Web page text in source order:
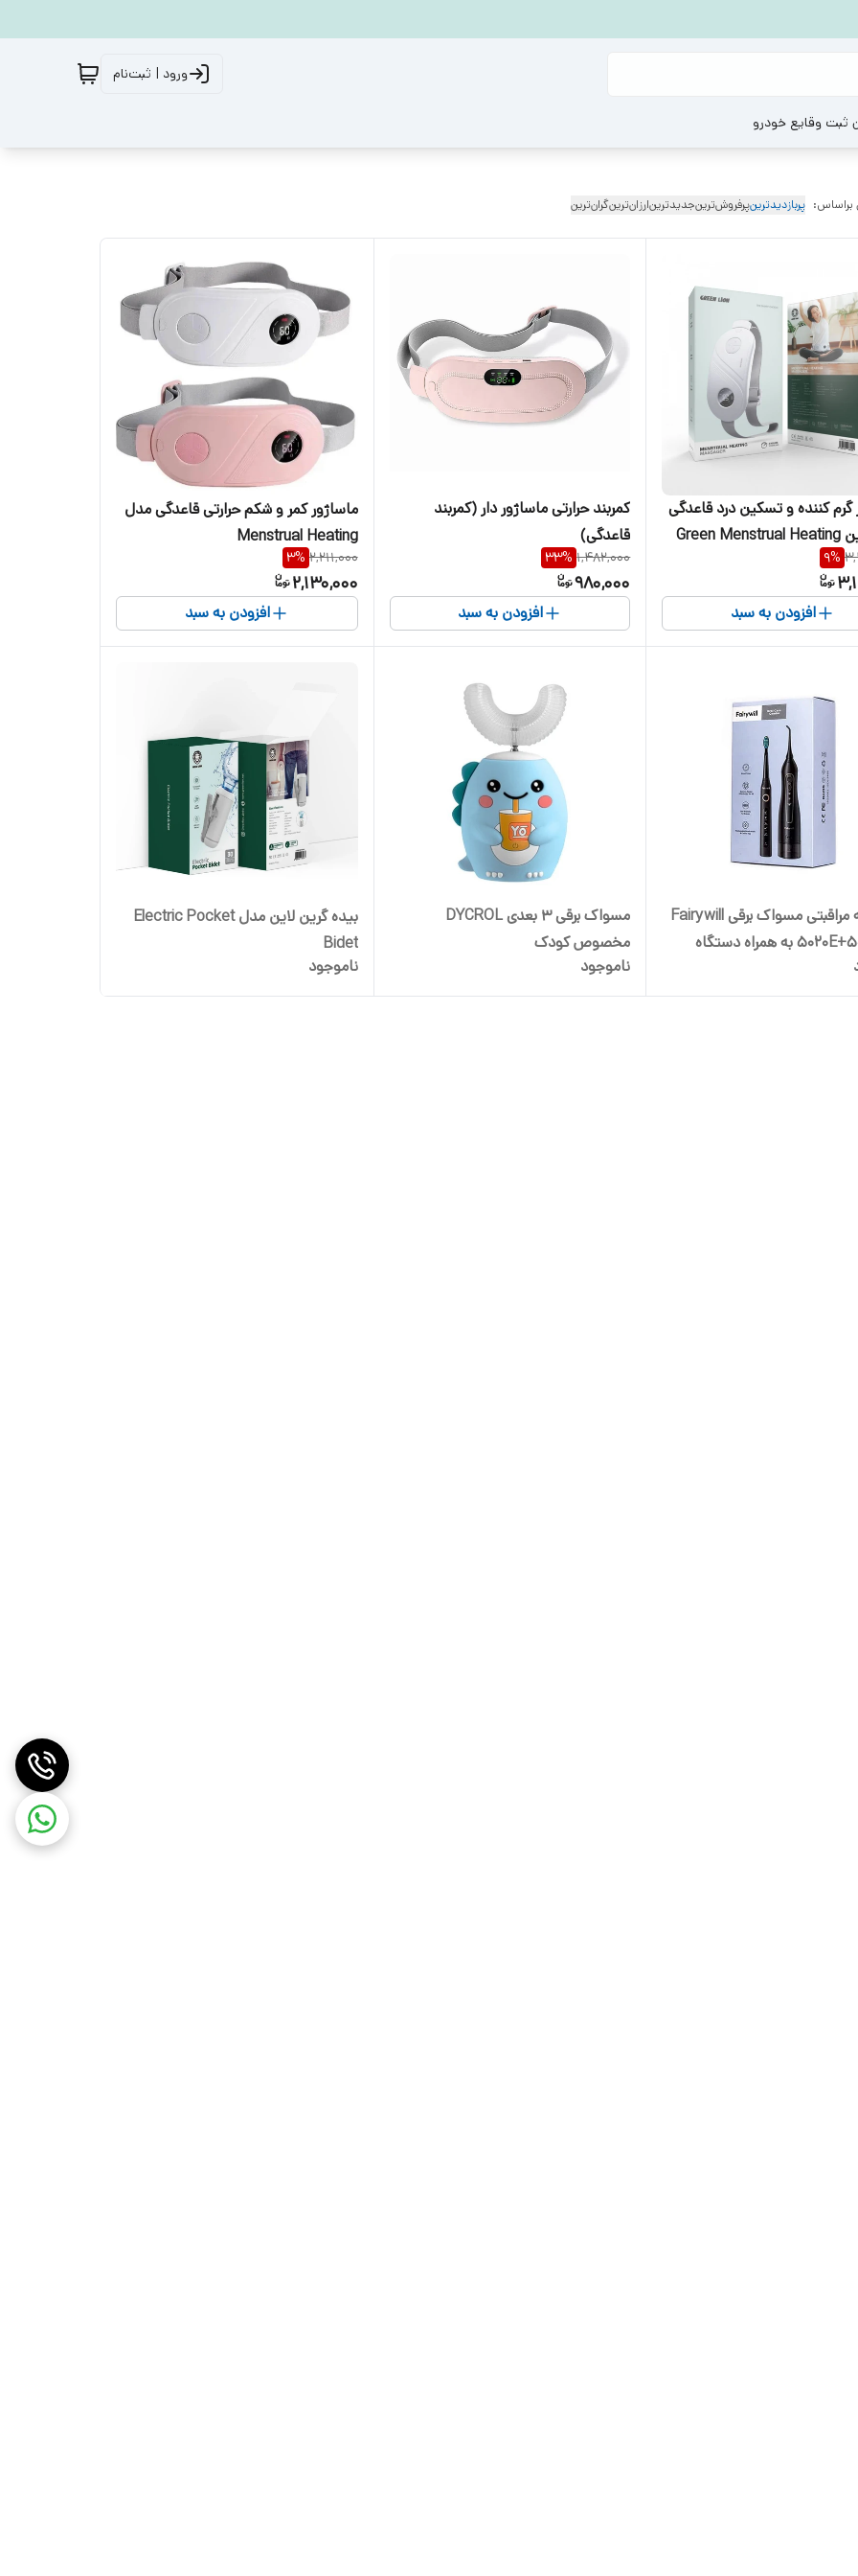
ورود | ثبت‌نام
ثبت وقایع خودرو
براساس: پربازدیدترینپرفروش‌ترینجدیدترینارزان‌ترینگران‌ترین
ماساژور گرم کننده و تسکین درد قاعدگی
گرین لاین Green Menstrual Heating
9%
افزودن به سبد
کمربند حرارتی ماساژور دار (کمربند
قاعدگی)
1,482,000
33%
980,000
افزودن به سبد
ماساژور کمر و شکم حرارتی قاعدگی مدل
Menstrual Heating
2,211,000
3%
2,130,000
افزودن به سبد
مجموعه مراقبتی مسواک برقی Fairywill
مدل 507+5020E به همراه دستگاه
Combo
مسواک برقی 3 بعدی DYCROL
مخصوص کودک
ناموجود
بیده گرین لاین مدل Electric Pocket
Bidet
ناموجود